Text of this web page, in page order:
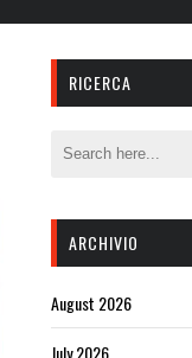
RICERCA
ARCHIVIO
August 2026
July 2026